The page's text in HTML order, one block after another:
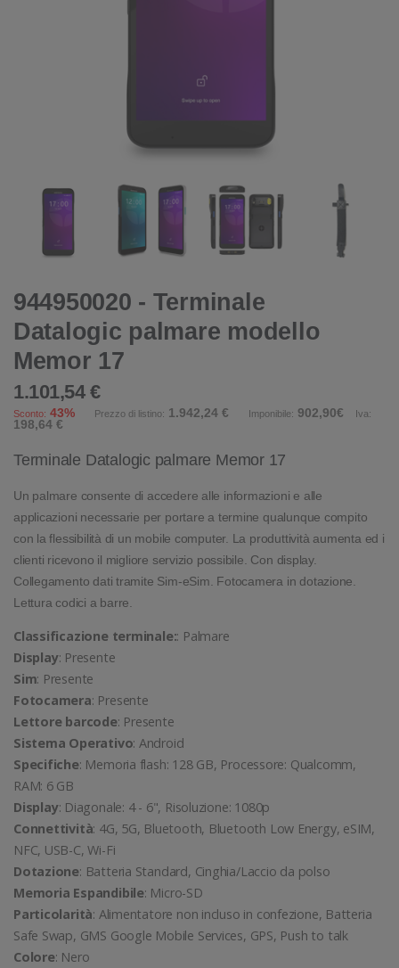
944950020 - Terminale
Datalogic palmare modello
Memor 17
1.101,54 €
Sconto: 43% Prezzo di listino: 1.942,24 € Imponibile: 902,90€ Iva:
198,64 €
Terminale Datalogic palmare Memor 17
Un palmare consente di accedere alle informazioni e alle
applicazioni necessarie per portare a termine qualunque compito
con la flessibilità di un mobile computer. La produttività aumenta ed i
clienti ricevono il migliore servizio possibile. Con display.
Collegamento dati tramite Sim-eSim. Fotocamera in dotazione.
Lettura codici a barre.
Classificazione terminale:: Palmare
Display: Presente
Sim: Presente
Fotocamera: Presente
Lettore barcode: Presente
Sistema Operativo: Android
Specifiche: Memoria flash: 128 GB, Processore: Qualcomm,
RAM: 6 GB
Display: Diagonale: 4 - 6", Risoluzione: 1080p
Connettività: 4G, 5G, Bluetooth, Bluetooth Low Energy, eSIM,
NFC, USB-C, Wi-Fi
Dotazione: Batteria Standard, Cinghia/Laccio da polso
Memoria Espandibile: Micro-SD
Particolarità: Alimentatore non incluso in confezione, Batteria
Safe Swap, GMS Google Mobile Services, GPS, Push to talk
Colore: Nero